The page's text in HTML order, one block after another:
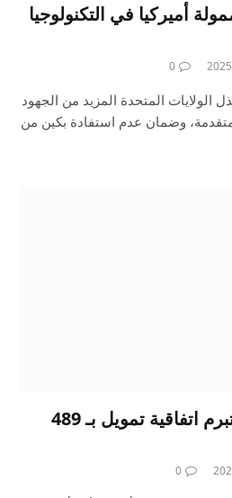
أميركيا في التكنولوجيا
0
الولايات المتحدة المزيد من الجهود
وضمان عدم استفادة بكين من
"الصناعات الوطنية" تبرم اتفاقية تمويل بـ 489
0